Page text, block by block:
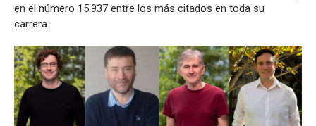
en el número 15.937 entre los más citados en toda su
carrera.